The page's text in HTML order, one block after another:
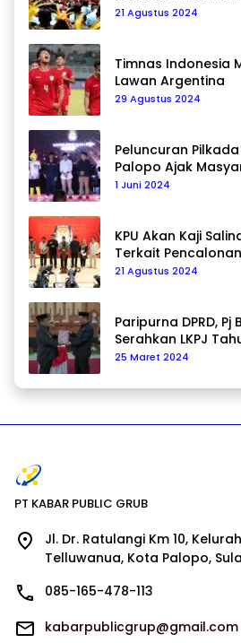
21 Agustus 2024
Timnas Indonesia
Lawan Argentina
29 Agustus 2024
Peluncuran
Palopo Ajak
Pilkada Damai
1 Juni 2024
KPU Akan Kaji
Terkait
21 Agustus 2024
Paripurna DPRD, Pj
Serahkan LKPJ
25 Maret 2024
PT KABAR PUBLIC GRUB
Jl. Dr. Ratulangi Km 10,
Telluwanua, Kota Palopo,
085-165-478-113
kabarpublicgrup@gmail.com